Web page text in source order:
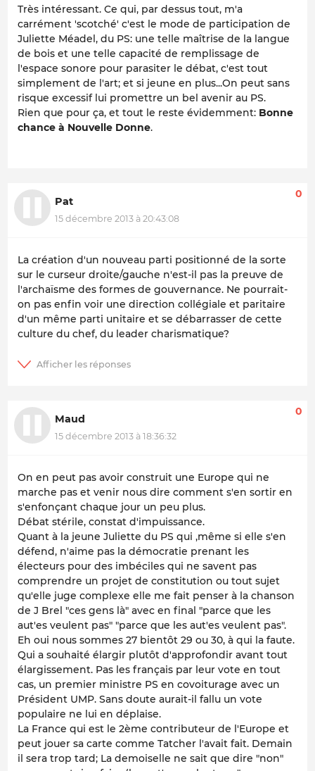
Très intéressant. Ce qui, par dessus tout, m'a
carrément 'scotché' c'est le mode de participation de
Juliette Méadel, du PS: une telle maîtrise de la langue
de bois et une telle capacité de remplissage de
l'espace sonore pour parasiter le débat, c'est tout
simplement de l'art; et si jeune en plus...On peut sans
risque excessif lui promettre un bel avenir au PS.
Rien que pour ça, et tout le reste évidemment: Bonne
chance à Nouvelle Donne.
Pat
15 décembre 2013 à 20:43:08
0
La création d'un nouveau parti positionné de la sorte
sur le curseur droite/gauche n'est-il pas la preuve de
l'archaïsme des formes de gouvernance. Ne pourrait-
on pas enfin voir une direction collégiale et paritaire
d'un même parti unitaire et se débarrasser de cette
culture du chef, du leader charismatique?
Maud
15 décembre 2013 à 18:36:32
0
On en peut pas avoir construit une Europe qui ne
marche pas et venir nous dire comment s'en sortir en
s'enfonçant chaque jour un peu plus.
Débat stérile, constat d'impuissance.
Quant à la jeune Juliette du PS qui ,même si elle s'en
défend, n'aime pas la démocratie prenant les
électeurs pour des imbéciles qui ne savent pas
comprendre un projet de constitution ou tout sujet
qu'elle juge complexe elle me fait penser à la chanson
de J Brel "ces gens là" avec en final "parce que les
aut'es veulent pas" "parce que les aut'es veulent pas".
Eh oui nous sommes 27 bientôt 29 ou 30, à qui la faute.
Qui a souhaité élargir plutôt d'approfondir avant tout
élargissement. Pas les français par leur vote en tout
cas, un premier ministre PS en covoiturage avec un
Président UMP. Sans doute aurait-il fallu un vote
populaire ne lui en déplaise.
La France qui est le 2ème contributeur de l'Europe et
peut jouer sa carte comme Tatcher l'avait fait. Demain
il sera trop tard; La demoiselle ne sait que dire "non"